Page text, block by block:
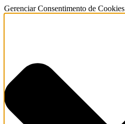
Gerenciar Consentimento de Cookies